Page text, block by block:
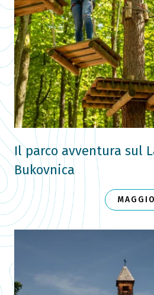
Il parco avventura sul
Bukovnica